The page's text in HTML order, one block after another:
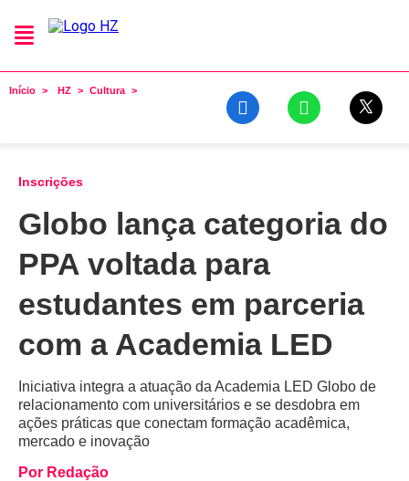
Início HZ Cultura
Inscrições
Globo lança categoria do
PPA voltada para
estudantes em parceria
com a Academia LED
Iniciativa integra a atuação da Academia LED Globo de
relacionamento com universitários e se desdobra em
ações práticas que conectam formação acadêmica,
mercado e inovação
Por Redação